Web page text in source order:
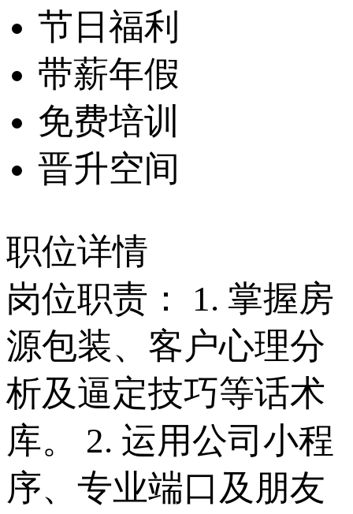
节日福利
带薪年假
免费培训
晋升空间
职位详情
岗位职责： 1. 掌握房
源包装、客户心理分
析及逼定技巧等话术
库。 2. 运用公司小程
序、专业端口及朋友